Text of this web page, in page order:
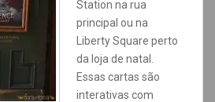
Station na rua
principal ou na
Liberty Square perto
da loja de natal.
Essas cartas são
interativas com